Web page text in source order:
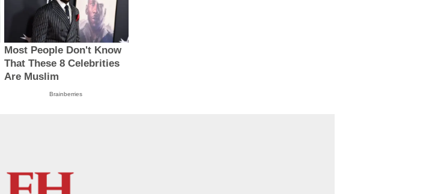
Most People Don't Know
That These 8 Celebrities
Are Muslim
Brainberries